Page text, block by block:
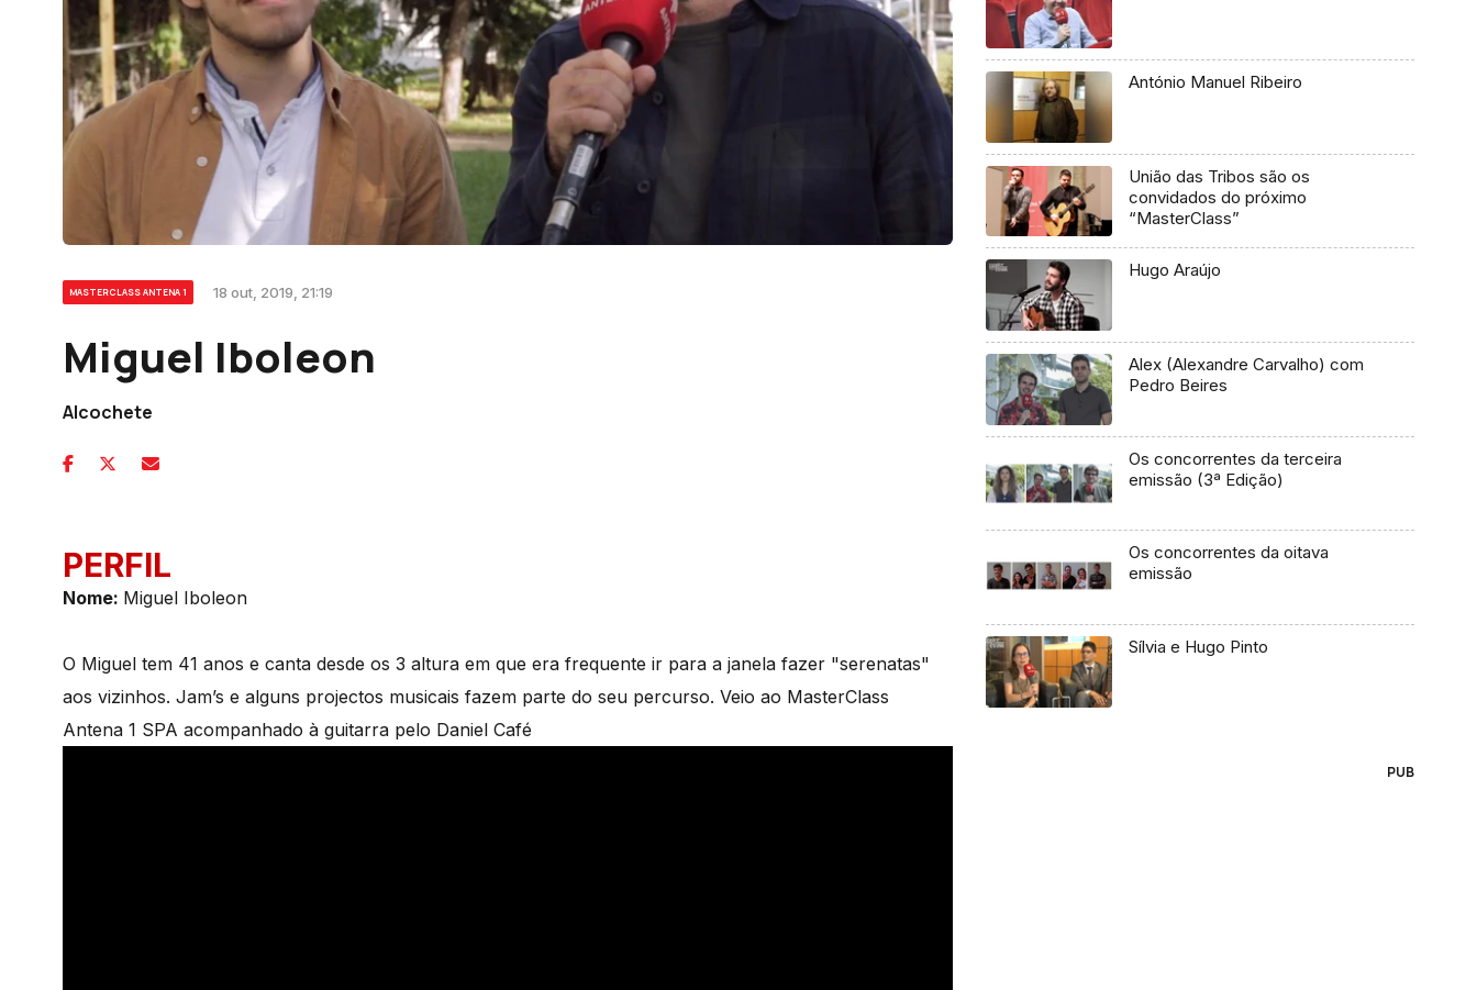
MASTERCLASS ANTENA 1 18 out, 2019, 21:19
Miguel Iboleon
Alcochete
PERFIL
Nome: Miguel Iboleon
O Miguel tem 41 anos e canta desde os 3 altura em que era frequente ir para a janela fazer "serenatas"
aos vizinhos. Jam’s e alguns projectos musicais fazem parte do seu percurso. Veio ao MasterClass
Antena 1 SPA acompanhado à guitarra pelo Daniel Café
António Manuel Ribeiro
União das Tribos são os
convidados do próximo
“MasterClass”
Hugo Araújo
Alex (Alexandre Carvalho) com
Pedro Beires
Os concorrentes da terceira
emissão (3ª Edição)
Os concorrentes da oitava
emissão
Sílvia e Hugo Pinto
PUB